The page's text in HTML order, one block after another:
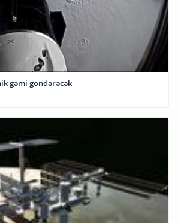
gəmi göndərəcək